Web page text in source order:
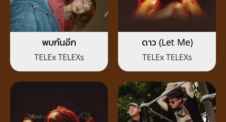
พบกันอีก
TELEx TELEXs
ดาว (Let Me)
TELEx TELEXs